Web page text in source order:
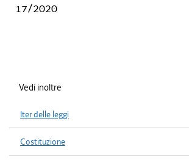
17/2020
Vedi inoltre
Iter delle leggi
Costituzione